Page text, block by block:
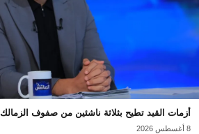
أزمات القيد تطيح بثلاثة ناشئين من صفوف الزمالك
8 أغسطس 2026